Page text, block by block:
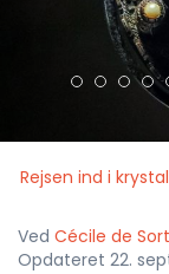
Rejsen ind i
Ved Cécile de
Opdateret 22.